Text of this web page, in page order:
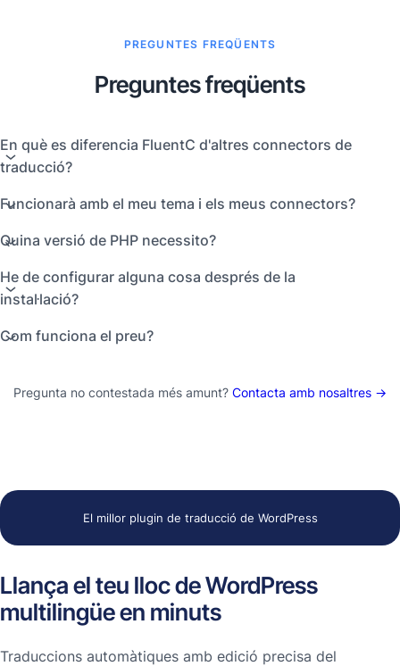
PREGUNTES FREQÜENTS
Preguntes freqüents
En què es diferencia FluentC d'altres connectors de
traducció?
Funcionarà amb el meu tema i els meus connectors?
Quina versió de PHP necessito?
He de configurar alguna cosa després de la
instal·lació?
Com funciona el preu?
Pregunta no contestada més amunt? Contacta amb nosaltres →
El millor plugin de traducció de WordPress
Llança el teu lloc de WordPress
multilingüe en minuts
Traduccions automàtiques amb edició precisa del